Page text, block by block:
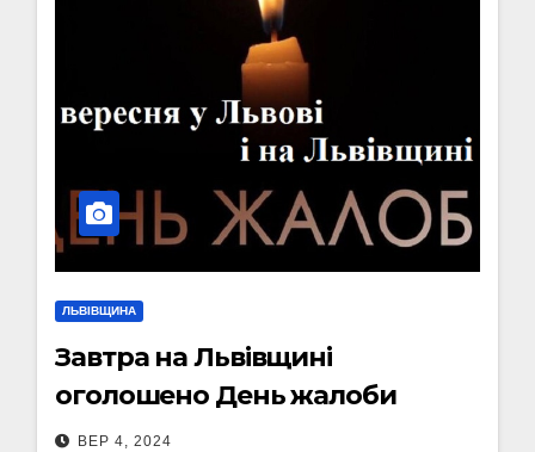
ЛЬВІВЩИНА
Завтра на Львівщині
оголошено День жалоби
ВЕР 4, 2024